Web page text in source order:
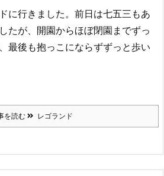
に行きました。前日は七五三もあ
たが、開園からほぼ閉園までずっ
最後も抱っこにならずずっと歩い
を読む レゴランド